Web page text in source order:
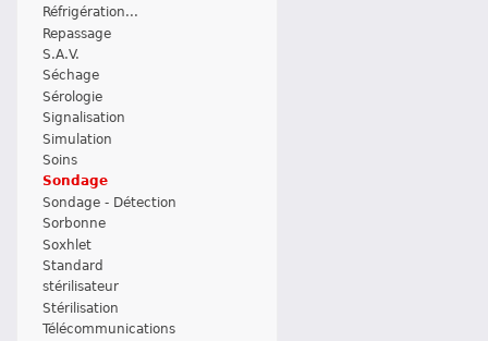
Réfrigération...
Repassage
S.A.V.
Séchage
Sérologie
Signalisation
Simulation
Soins
Sondage
Sondage - Détection
Sorbonne
Soxhlet
Standard
stérilisateur
Stérilisation
Télécommunications